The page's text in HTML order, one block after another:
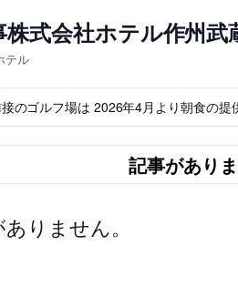
式会社ホテル作州武
テル
のゴルフ場は 2026年4月より朝食の提
記事があり
りません。